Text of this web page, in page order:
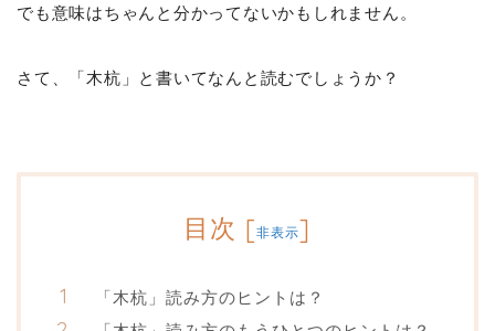
でも意味はちゃんと分かってないかもしれません。
さて、「木杭」と書いてなんと読むでしょうか？
目次 [非表示]
「木杭」読み方のヒントは？